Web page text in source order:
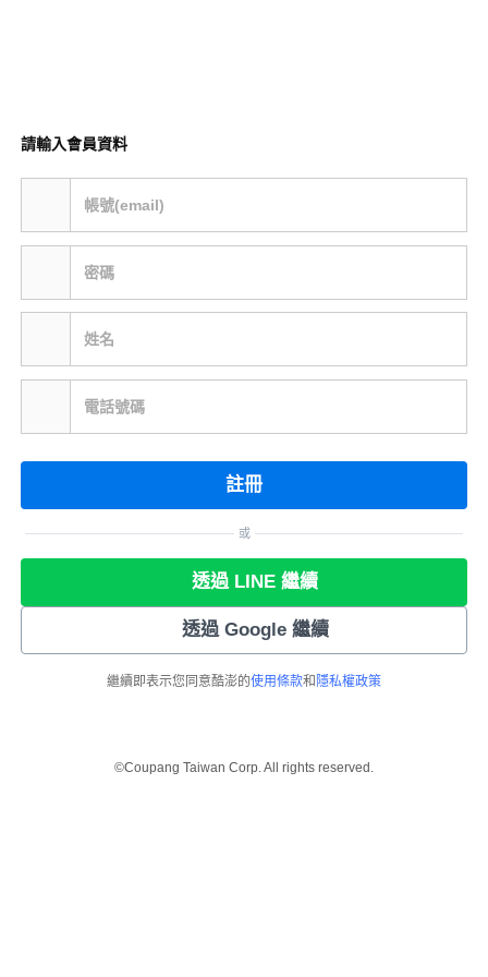
請輸入會員資料
帳號(email)
密碼
姓名
電話號碼
註冊
或
透過 LINE 繼續
透過 Google 繼續
繼續即表示您同意酷澎的使用條款和 隱私權政策
©Coupang Taiwan Corp. All rights reserved.